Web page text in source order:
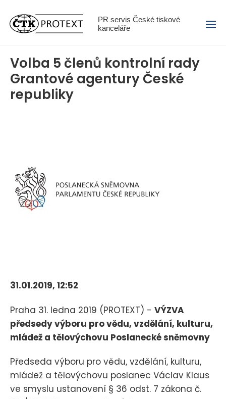
PR servis České tiskové
kanceláře
Menu
Volba 5 členů kontrolní rady
Grantové agentury České
republiky
31.01.2019, 12:52
Praha 31. ledna 2019 (PROTEXT) - VÝZVA
předsedy výboru pro vědu, vzdělání, kulturu,
mládež a tělovýchovu Poslanecké sněmovny
Předseda výboru pro vědu, vzdělání, kulturu,
mládež a tělovýchovu poslanec Václav Klaus
ve smyslu ustanovení § 36 odst. 7 zákona č.